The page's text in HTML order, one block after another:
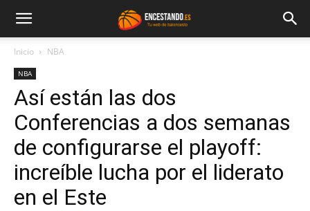
Inicio NBA
NBA
Así están las dos
Conferencias a dos semanas
de configurarse el playoff:
increíble lucha por el liderato
en el Este